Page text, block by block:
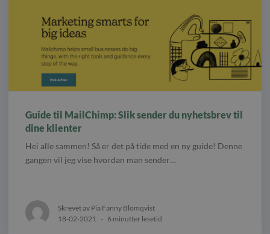
Guide til MailChimp: Slik sender du nyhetsbrev til
dine klienter
Hei alle sammen! Så er det på tide med en ny guide! Denne
gangen vil jeg vise hvordan man sender…
Skrevet av Pia Fanny Blomqvist
18-02-2021
- 6 minutter lesetid